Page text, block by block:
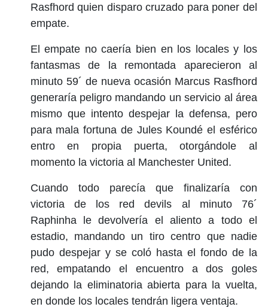
Rasfhord quien disparo cruzado para poner del
empate.
El empate no caería bien en los locales y los
fantasmas de la remontada aparecieron al
minuto 59´ de nueva ocasión Marcus Rasfhord
generaría peligro mandando un servicio al área
mismo que intento despejar la defensa, pero
para mala fortuna de Jules Koundé el esférico
entro en propia puerta, otorgándole al
momento la victoria al Manchester United.
Cuando todo parecía que finalizaría con
victoria de los red devils al minuto 76´
Raphinha le devolvería el aliento a todo el
estadio, mandando un tiro centro que nadie
pudo despejar y se coló hasta el fondo de la
red, empatando el encuentro a dos goles
dejando la eliminatoria abierta para la vuelta,
en donde los locales tendrán ligera ventaja.